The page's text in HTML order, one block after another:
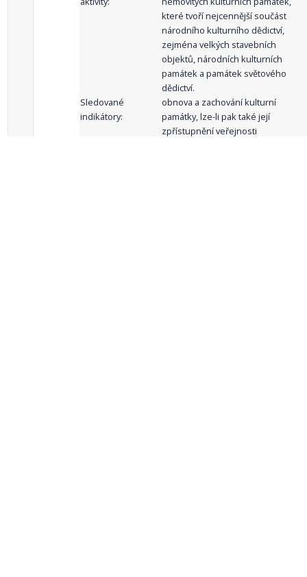
které tvoří nejcennější součást
národního kulturního dědictví,
zejména velkých stavebních
objektů, národních kulturních
památek a památek světového
dědictví.
Sledované
indikátory:
obnova a zachování kulturní
památky, lze-li pak také její
zpřístupnění veřejnosti